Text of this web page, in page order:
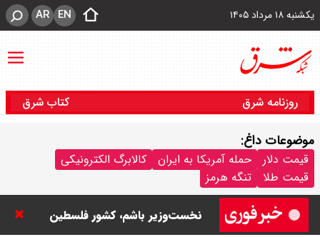
یکشنبه ۱۸ مرداد ۱۴۰۵ EN
AR
روزنامه شرق کتاب شرق
موضوعات داغ:
قیمت دلار حمله آمریکا به ایران
کالابرگ الکترونیکی
قیمت طلا
تنگه هرمز
نتانیاهو: تا زمان خلع سلاح حماس از
غزه خارج نمی‌شویم / تا زمانی که
نخست‌وزیر باشم، کشور فلسطین